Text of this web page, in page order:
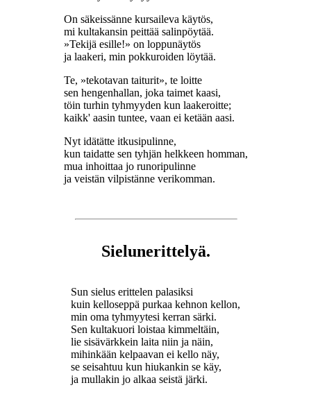
On säkeissänne kursaileva käytös,
mi kultakansin peittää salinpöytää.
»Tekijä esille!» on loppunäytös
ja laakeri, min pokkuroiden löytää.
Te, »tekotavan taiturit», te loitte
sen hengenhallan, joka taimet kaasi,
töin turhin tyhmyyden kun laakeroitte;
kaikk' aasin tuntee, vaan ei ketään aasi.
Nyt idätätte itkusipulinne,
kun taidatte sen tyhjän helkkeen homman,
mua inhoittaa jo runoripulinne
ja veistän vilpistänne verikomman.
Sielunerittelyä.
Sun sielus erittelen palasiksi
kuin kelloseppä purkaa kehnon kellon,
min oma tyhmyytesi kerran särki.
Sen kultakuori loistaa kimmeltäin,
lie sisävärkkein laita niin ja näin,
mihinkään kelpaavan ei kello näy,
se seisahtuu kun hiukankin se käy,
ja mullakin jo alkaa seistä järki.